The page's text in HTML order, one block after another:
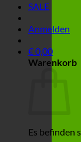
SALE
Anmelden
€0,00
Warenkorb
Es befinden